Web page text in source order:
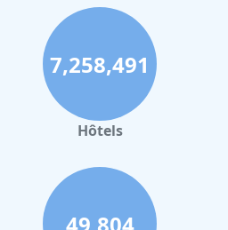
7,258,491
Hôtels
49,804